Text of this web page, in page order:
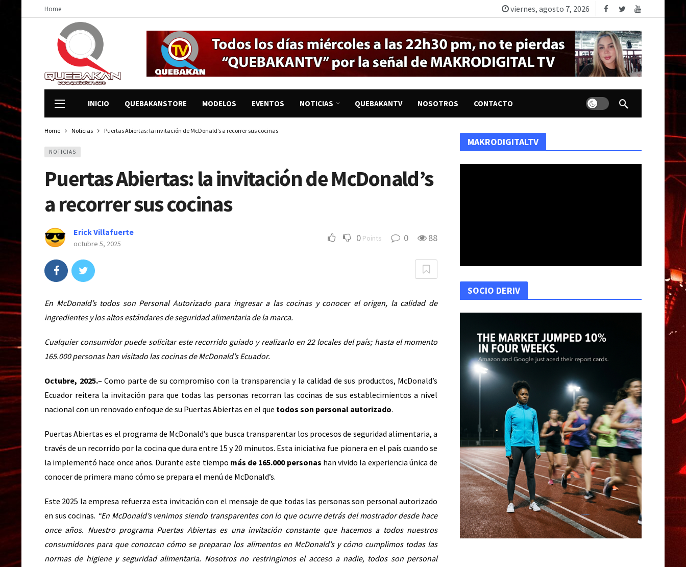
Home viernes, agosto 7, 2026
INICIO QUEBAKANSTORE MODELOS EVENTOS NOTICIAS QUEBAKANTV NOSOTROS CONTACTO Dark mode
Home Noticias Puertas Abiertas: la invitación de McDonald’s a recorrer sus cocinas
NOTICIAS
Puertas Abiertas: la invitación de McDonald’s
a recorrer sus cocinas
Erick Villafuerte
octubre 5, 2025 0 Points 0 88
En McDonald’s todos son Personal Autorizado para ingresar a las cocinas y conocer el origen, la calidad de
ingredientes y los altos estándares de seguridad alimentaria de la marca.
Cualquier consumidor puede solicitar este recorrido guiado y realizarlo en 22 locales del país; hasta el momento
165.000 personas han visitado las cocinas de McDonald’s Ecuador.
Octubre, 2025.– Como parte de su compromiso con la transparencia y la calidad de sus productos, McDonald’s
Ecuador reitera la invitación para que todas las personas recorran las cocinas de sus establecimientos a nivel
nacional con un renovado enfoque de su Puertas Abiertas en el que todos son personal autorizado.
Puertas Abiertas es el programa de McDonald’s que busca transparentar los procesos de seguridad alimentaria, a
través de un recorrido por la cocina que dura entre 15 y 20 minutos. Esta iniciativa fue pionera en el país cuando se
la implementó hace once años. Durante este tiempo más de 165.000 personas han vivido la experiencia única de
conocer de primera mano cómo se prepara el menú de McDonald’s.
Este 2025 la empresa refuerza esta invitación con el mensaje de que todas las personas son personal autorizado
en sus cocinas. “En McDonald’s venimos siendo transparentes con lo que ocurre detrás del mostrador desde hace
once años. Nuestro programa Puertas Abiertas es una invitación constante que hacemos a todos nuestros
consumidores para que conozcan cómo se preparan los alimentos en McDonald’s y cómo cumplimos todas las
normas de higiene y seguridad alimentaria. Nosotros no restringimos el acceso a nadie, todos son personal
MAKRODIGITALTV
SOCIO DERIV